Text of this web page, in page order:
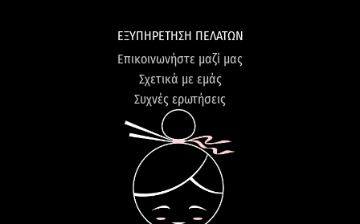
ΕΞΥΠΗΡΕΤΗΣΗ ΠΕΛΑΤΩΝ
Επικοινωνήστε μαζί μας
Σχετικά με εμάς
Συχνές ερωτήσεις